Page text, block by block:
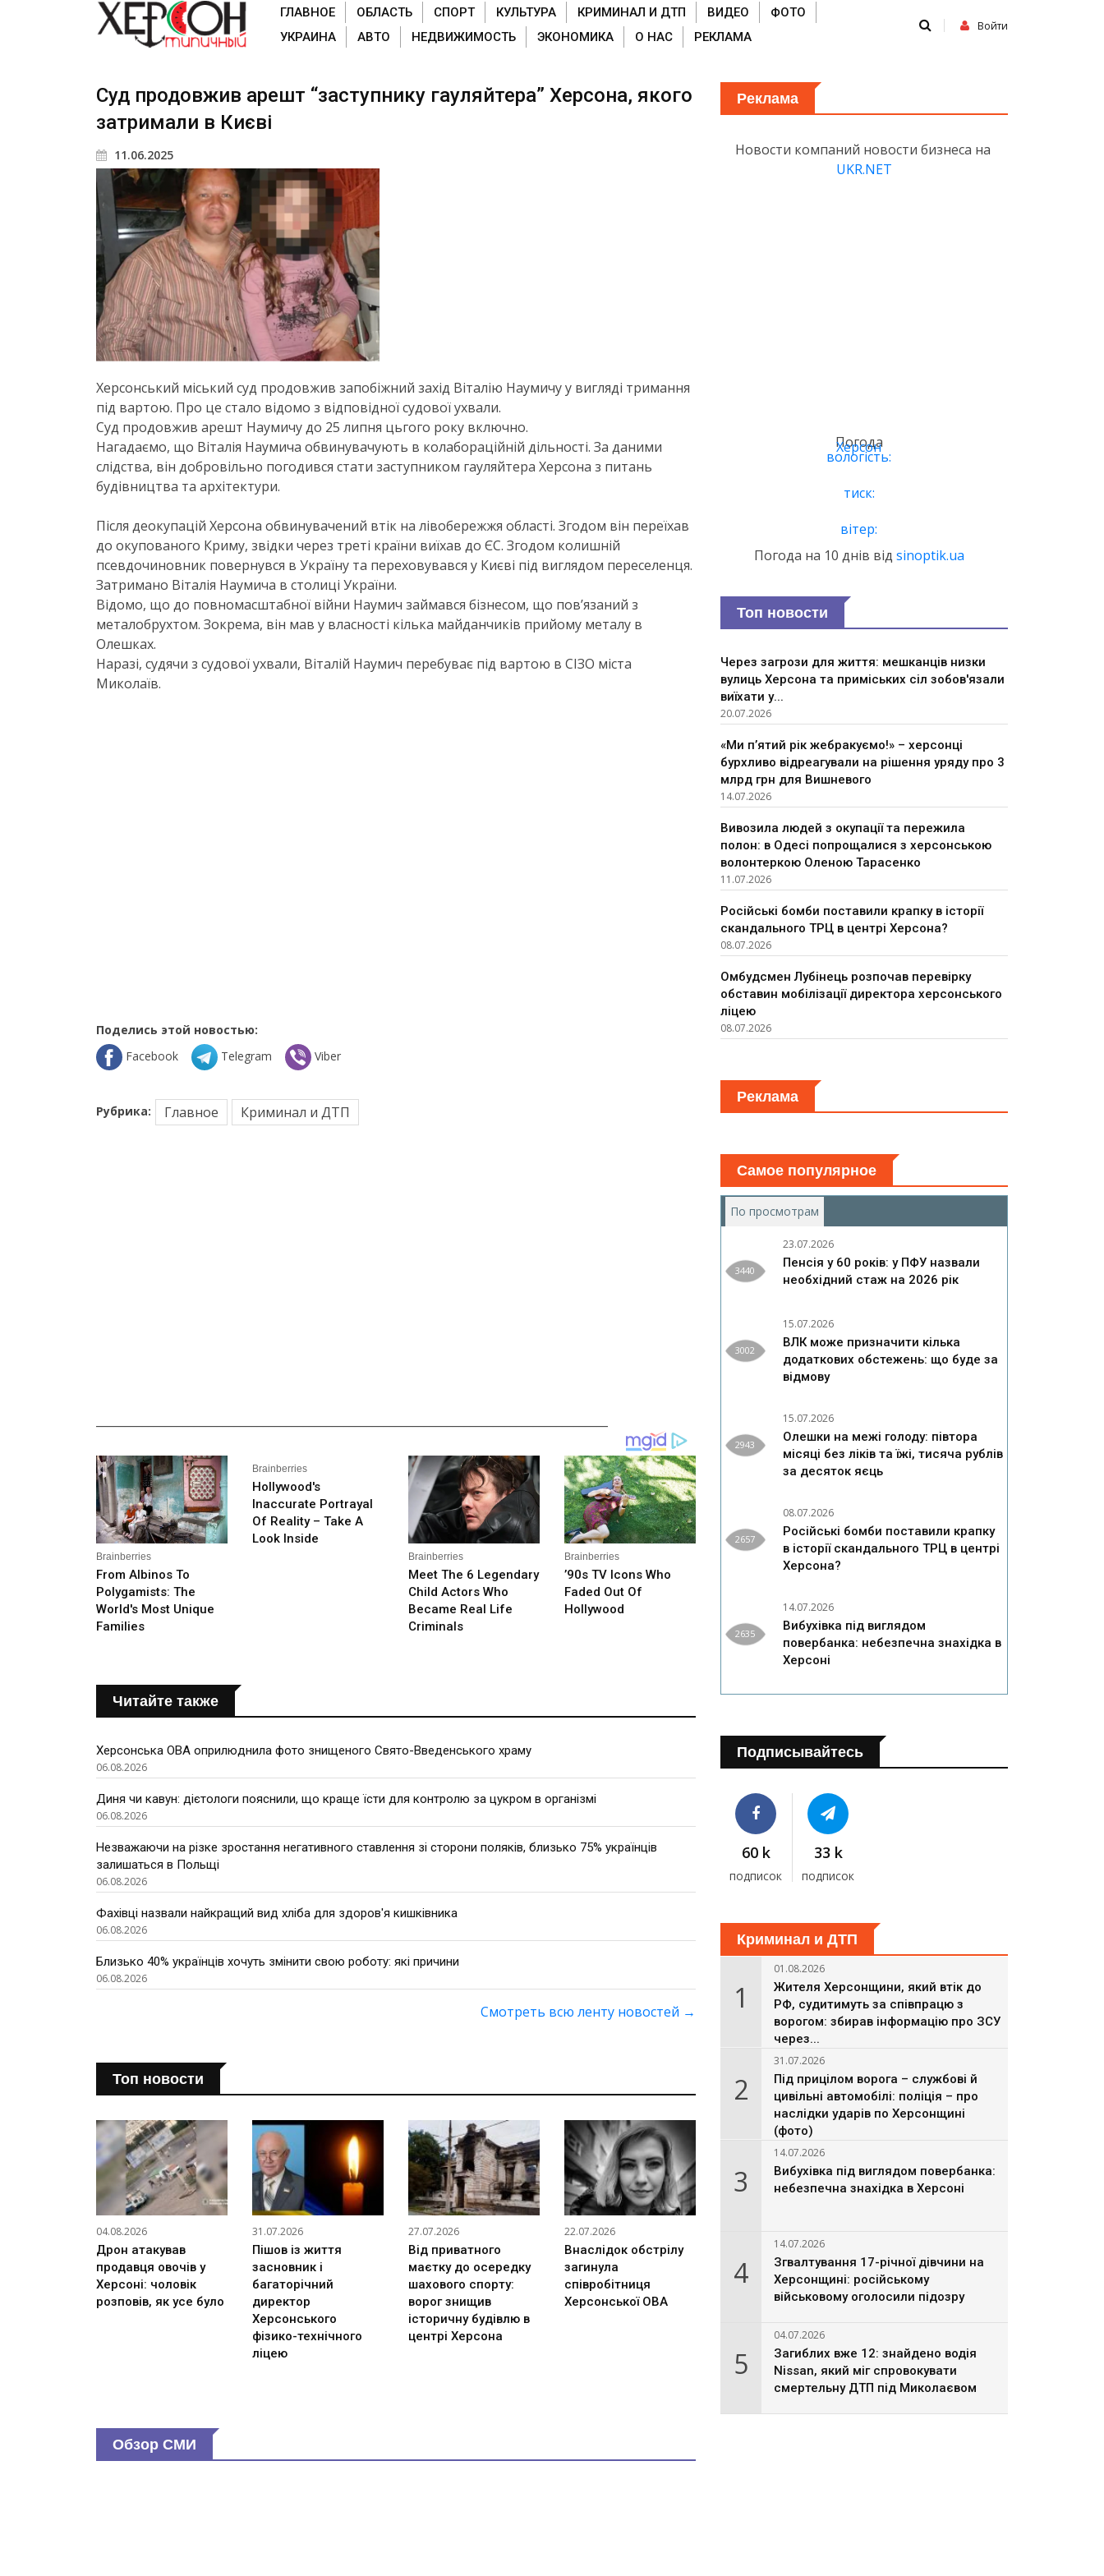
ГЛАВНОЕ ОБЛАСТЬ СПОРТ КУЛЬТУРА КРИМИНАЛ И ДТП ВИДЕО
ФОТО
УКРАИНА
АВТО НЕДВИЖИМОСТЬ ЭКОНОМИКА О НАС РЕКЛАМА
Войти
Суд продовжив арешт “заступнику гауляйтера” Херсона, якого
затримали в Києві
11.06.2025
Херсонський міський суд продовжив запобіжний захід Віталію Наумичу у вигляді тримання
під вартою. Про це стало відомо з відповідної судової ухвали.
Суд продовжив арешт Наумичу до 25 липня цьгого року включно.
Нагадаємо, щ​о Віталія Наумича обвинувачують в колабораційній дільності. За ​даними
слідства, він добровільно погодився стати заступником гауляйтера Херсона з питань
будівництва та архітектури.
Після деокупацій Херсона обвинувачений втік на лівобережжя області. Згодом він переїхав
до окупованого Криму, звідки через треті країни виїхав до ЄС. Згодом колишній
псевдочиновник повернувся в Україну та переховувався у Києві під виглядом переселенця.
Затримано Віталія Наумича в столиці України.
Відомо, що до повномасштабної війни Наумич займався бізнесом, що пов’язаний з
металобрухтом. Зокрема, він мав у власності кілька майданчиків прийому металу в
Олешках.
Наразі, судячи з судової ухвали, Віталій Наумич перебуває під вартою в СІЗО міста
Миколаїв.
Поделись этой новостью:
Facebook
Telegram Viber
Рубрика: Главное Криминал и ДТП
Читайте также
Херсонська ОВА оприлюднила фото знищеного Свято-Введенського храму
06.08.2026
Диня чи кавун: дієтологи пояснили, що краще їсти для контролю за цукром в організмі
06.08.2026
Незважаючи на різке зростання негативного ставлення зі сторони поляків, близько 75% українців
залишаться в Польщі
06.08.2026
Фахівці назвали найкращий вид хліба для здоров'я кишківника
06.08.2026
Близько 40% українців хочуть змінити свою роботу: які причини
06.08.2026
Смотреть всю ленту новостей →
Топ новости
04.08.2026
Дрон атакував
продавця овочів у
Херсоні: чоловік
розповів, як усе було
31.07.2026
Пішов із життя
засновник і
багаторічний
директор
Херсонського
фізико-технічного
ліцею
27.07.2026
Від приватного
маєтку до осередку
шахового спорту:
ворог знищив
історичну будівлю в
центрі Херсона
22.07.2026
Внаслідок обстрілу
загинула
співробітниця
Херсонської ОВА
Обзор СМИ
Реклама
Новости компаний новости бизнеса на
UKR.NET
Погода
Херсон
вологість:
тиск:
вітер:
Погода на 10 днів від sinoptik.ua
Топ новости
Через загрози для життя: мешканців низки
вулиць Херсона та приміських сіл зобов'язали
виїхати у...
20.07.2026
«Ми п’ятий рік жебракуємо!» – херсонці
бурхливо відреагували на рішення уряду про 3
млрд грн для Вишневого
14.07.2026
Вивозила людей з окупації та пережила
полон: в Одесі попрощалися з херсонською
волонтеркою Оленою Тарасенко
11.07.2026
Російські бомби поставили крапку в історії
скандального ТРЦ в центрі Херсона?
08.07.2026
Омбудсмен Лубінець розпочав перевірку
обставин мобілізації директора херсонського
ліцею
08.07.2026
Реклама
Самое популярное
По просмотрам
3440
23.07.2026
Пенсія у 60 років: у ПФУ назвали
необхідний стаж на 2026 рік
3002
15.07.2026
ВЛК може призначити кілька
додаткових обстежень: що буде за
відмову
2943
15.07.2026
Олешки на межі голоду: півтора
місяці без ліків та їжі, тисяча рублів
за десяток яєць
2657
08.07.2026
Російські бомби поставили крапку
в історії скандального ТРЦ в центрі
Херсона?
2635
14.07.2026
Вибухівка під виглядом
повербанка: небезпечна знахідка в
Херсоні
Подписывайтесь
60 k
подписок
33 k
подписок
Криминал и ДТП
1
01.08.2026
Жителя Херсонщини, який втік до
РФ, судитимуть за співпрацю з
ворогом: збирав інформацію про ЗСУ
через...
2
31.07.2026
Під прицілом ворога – службові й
цивільні автомобілі: поліція – про
наслідки ударів по Херсонщині
(фото)
3
14.07.2026
Вибухівка під виглядом повербанка:
небезпечна знахідка в Херсоні
4
14.07.2026
Згвалтування 17-річної дівчини на
Херсонщині: російському
військовому оголосили підозру
5
04.07.2026
Загиблих вже 12: знайдено водія
Nissan, який міг спровокувати
смертельну ДТП під Миколаєвом